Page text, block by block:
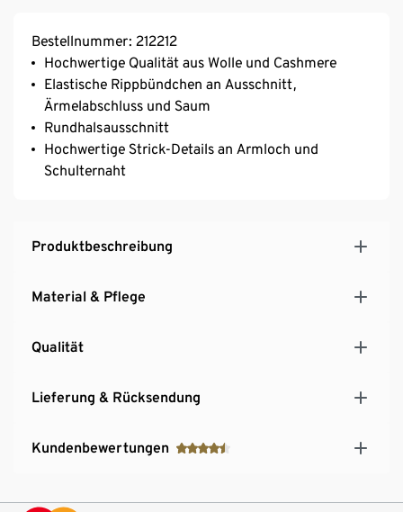
Bestellnummer: 212212
Hochwertige Qualität aus Wolle und Cashmere
Elastische Rippbündchen an Ausschnitt,
Ärmelabschluss und Saum
Rundhalsausschnitt
Hochwertige Strick-Details an Armloch und
Schulternaht
Produktbeschreibung
Material & Pflege
Qualität
Lieferung & Rücksendung
Kundenbewertungen